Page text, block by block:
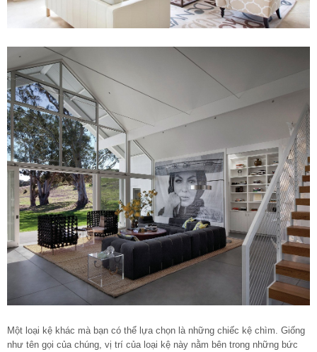
Một loại kệ khác mà bạn có thể lựa chọn là những chiếc kệ chìm. Giống
như tên gọi của chúng, vị trí của loại kệ này nằm bên trong những bức